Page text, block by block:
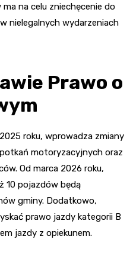
na celu zniechęcenie do
nielegalnych wydarzeniach
Prawo o
roku, wprowadza zmiany
motoryzacyjnych oraz
Od marca 2026 roku,
10 pojazdów będą
gminy. Dodatkowo,
prawo jazdy kategorii B
jazdy z opiekunem.